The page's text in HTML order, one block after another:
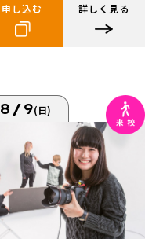
申し込む 詳しく見る
8/9(日)